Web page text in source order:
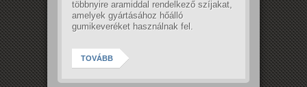
többnyire aramiddal rendelkező szíjakat,
amelyek gyártásához hőálló
gumikeveréket használnak fel.
TOVÁBB